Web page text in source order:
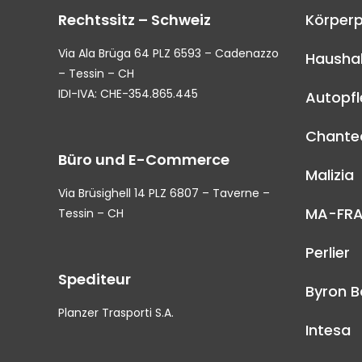
Rechtssitz – Schweiz
Via Ala Brüga 64 PLZ 6593 – Cadenazzo
– Tessin – CH
IDI-IVA: CHE-354.865.445
Büro und E-Commerce
Via Brüsighell 14 PLZ 6807 – Taverne –
Tessin – CH
Spediteur
Planzer Trasporti S.A.
Malizia
MA-
Perlier
Byron
Intesa